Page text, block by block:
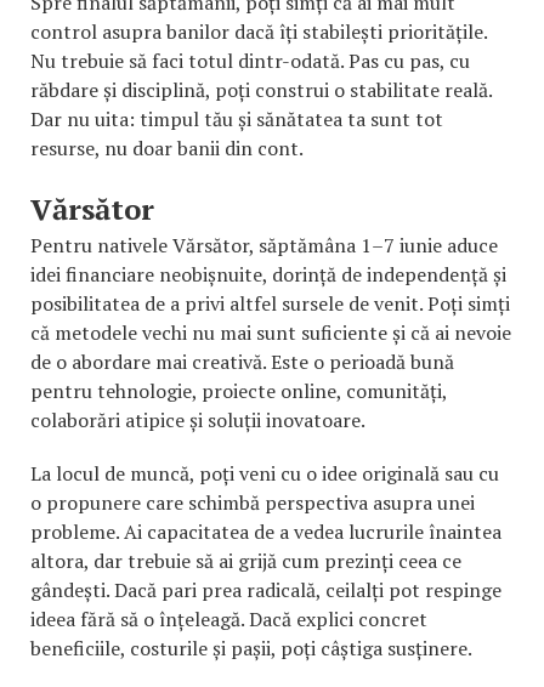
control asupra banilor dacă îți stabilești prioritățile.
Nu trebuie să faci totul dintr-odată. Pas cu pas, cu
răbdare și disciplină, poți construi o stabilitate reală.
Dar nu uita: timpul tău și sănătatea ta sunt tot
resurse, nu doar banii din cont.
Vărsător
Pentru nativele Vărsător, săptămâna 1–7 iunie aduce
idei financiare neobișnuite, dorință de independență și
posibilitatea de a privi altfel sursele de venit. Poți simți
că metodele vechi nu mai sunt suficiente și că ai nevoie
de o abordare mai creativă. Este o perioadă bună
pentru tehnologie, proiecte online, comunități,
colaborări atipice și soluții inovatoare.
La locul de muncă, poți veni cu o idee originală sau cu
o propunere care schimbă perspectiva asupra unei
probleme. Ai capacitatea de a vedea lucrurile înaintea
altora, dar trebuie să ai grijă cum prezinți ceea ce
gândești. Dacă pari prea radicală, ceilalți pot respinge
ideea fără să o înțeleagă. Dacă explici concret
beneficiile, costurile și pașii, poți câștiga susținere.